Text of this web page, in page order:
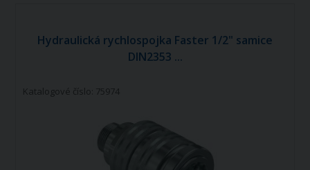
Hydraulická rychlospojka Faster 1/2" samice
DIN2353 ...
Katalogové číslo: 75974